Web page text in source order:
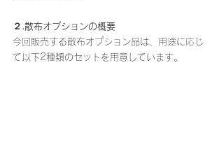
２.散布オプションの概要
今回販売する散布オプション品は、用途に応じ
て以下2種類のセットを用意しています。